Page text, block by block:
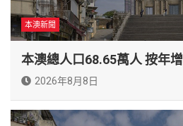
本澳新聞
本澳總人口68.65萬人 按年
2026年8月8日